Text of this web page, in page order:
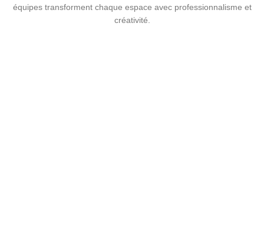
équipes transforment chaque espace avec professionnalisme et
créativité.